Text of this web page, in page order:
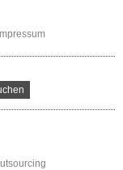
Impressum